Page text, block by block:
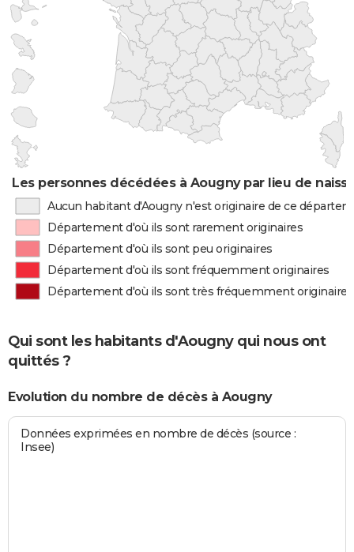
Les personnes décédées à Aougny par lieu de
Aucun habitant d'Aougny n'est originaire de ce
Département d'où ils sont rarement originaires
Département d'où ils sont peu originaires
Département d'où ils sont fréquemment originaires
Département d'où ils sont très fréquemment originaires
Qui sont les habitants d'Aougny qui nous ont
quittés ?
Evolution du nombre de décès à Aougny
Données exprimées en nombre de décès (source :
Insee)